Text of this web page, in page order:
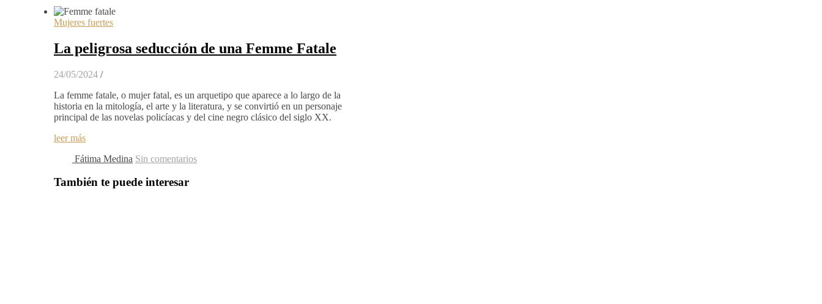
Mujeres fuertes
La peligrosa seducción de una Femme Fatale
24/05/2024 /
La femme fatale, o mujer fatal, es un arquetipo que aparece a lo largo de la
historia en la mitología, el arte y la literatura, y se convirtió en un personaje
principal de las novelas policíacas y del cine negro clásico del siglo XX.
leer más
Fátima Medina Sin comentarios
También te puede interesar